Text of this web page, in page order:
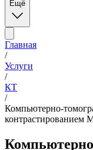
Ещё
Главная
/
Услуги
/
КТ
/
Компьютерно-
контрастированием